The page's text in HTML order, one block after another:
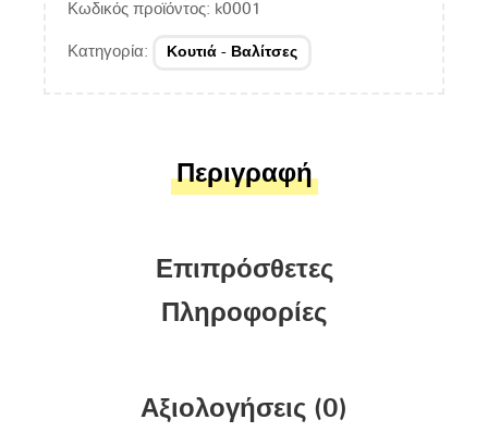
Κωδικός προϊόντος: k0001
Κατηγορία: Κουτιά - Βαλίτσες
Περιγραφή
Επιπρόσθετες
Πληροφορίες
Αξιολογήσεις (0)